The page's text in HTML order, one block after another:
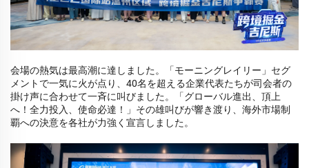
会場の熱気は最高潮に達しました。「モーニングレイリー」セグ
メントで一気に火が点り、40名を超える企業代表たちが司会者の
掛け声に合わせて一斉に叫びました。「グローバル進出、頂上
へ！全力投入、使命必達！」その雄叫びが響き渡り、海外市場制
覇への決意を各社が力強く宣言しました。